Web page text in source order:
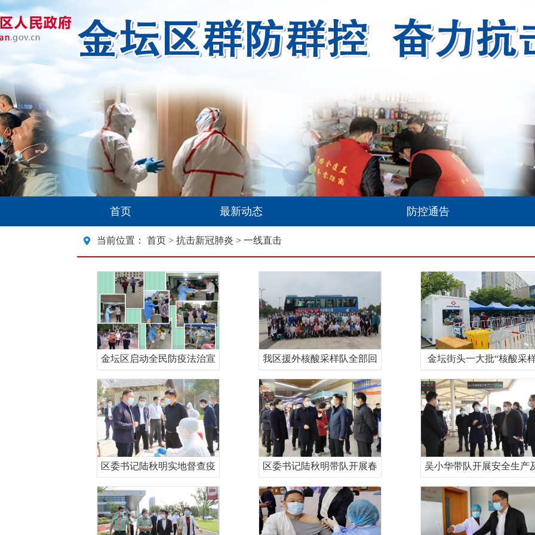
首页 最新动态 防控通告
当前位置： 首页 > 抗击新冠肺炎 > 一线直击
金坛区启动全民防疫法治宣 我区援外核酸采样队全部回 金坛街头一大批“核酸采
区委书记陆秋明实地督查疫 区委书记陆秋明带队开展春 吴小华带队开展安全生产